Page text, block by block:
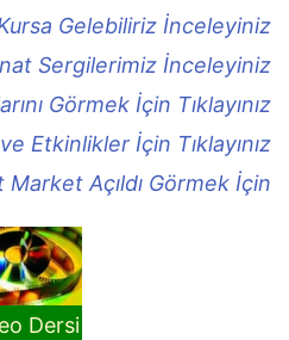
Gelebiliriz İnceleyiniz
Sergilerimiz İnceleyiniz
Görmek İçin Tıklayınız
Etkinlikler İçin Tıklayınız
Açıldı Görmek İçin
Dersi